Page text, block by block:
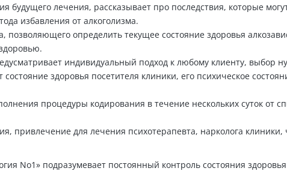
будущего лечения, рассказывает про последствия, которые
избавления от алкоголизма.
позволяющего определить текущее состояние здоровья
индивидуальный подход к любому клиенту, выбор
здоровья посетителя клиники, его психическое
процедуры кодирования в течение нескольких суток от
привлечение для лечения психотерапевта, нарколога клиники,
No1» подразумевает постоянный контроль состояния здоровья